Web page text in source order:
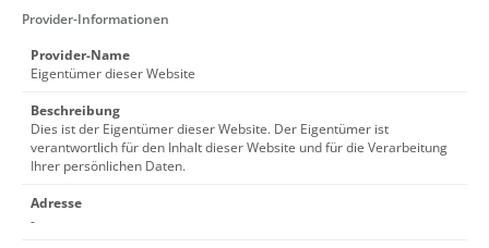
Provider-Informationen
Provider-Name
Eigentümer dieser Website
Beschreibung
Dies ist der Eigentümer dieser Website. Der Eigentümer ist
verantwortlich für den Inhalt dieser Website und für die Verarbeitung
Ihrer persönlichen Daten.
Adresse
-